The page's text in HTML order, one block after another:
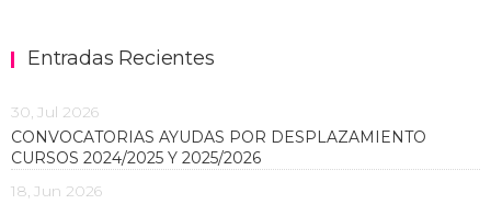
Entradas Recientes
30, Jul 2026
CONVOCATORIAS AYUDAS POR DESPLAZAMIENTO
CURSOS 2024/2025 Y 2025/2026
18, Jun 2026